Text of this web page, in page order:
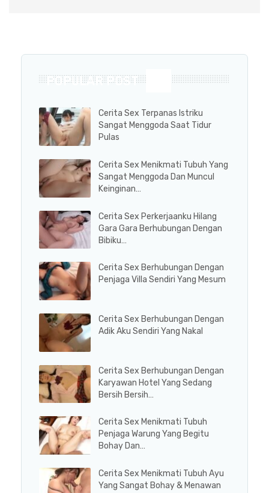
POPULAR POST
Cerita Sex Terpanas Istriku
Sangat Menggoda Saat Tidur
Pulas
Cerita Sex Menikmati Tubuh Yang
Sangat Menggoda Dan Muncul
Keinginan…
Cerita Sex Perkerjaanku Hilang
Gara Gara Berhubungan Dengan
Bibiku…
Cerita Sex Berhubungan Dengan
Penjaga Villa Sendiri Yang Mesum
Cerita Sex Berhubungan Dengan
Adik Aku Sendiri Yang Nakal
Cerita Sex Berhubungan Dengan
Karyawan Hotel Yang Sedang
Bersih Bersih…
Cerita Sex Menikmati Tubuh
Penjaga Warung Yang Begitu
Bohay Dan…
Cerita Sex Menikmati Tubuh Ayu
Yang Sangat Bohay & Menawan